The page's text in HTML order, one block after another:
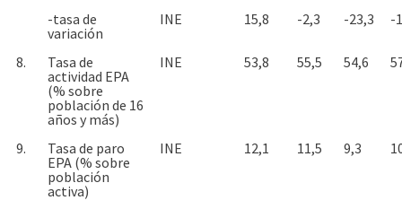
-tasa de
variación
INE 15,8 -2,3 -23,3 -
8.
Tasa de
actividad EPA
(% sobre
población de 16
años y más)
INE 53,8 55,5 54,6
9.
Tasa de paro
EPA (% sobre
población
activa)
INE 12,1 11,5 9,3